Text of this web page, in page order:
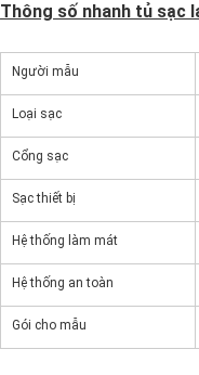
Thông số nhanh tủ sạc
Người mẫu
Loại sạc
Cổng sạc
Sạc thiết bị
Hệ thống làm mát
Hệ thống an toàn
Gói cho mẫu